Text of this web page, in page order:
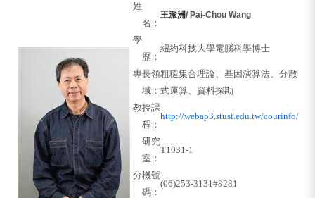
姓
名：
王派洲/ Pai-Chou Wang
學
歷：
紐約科技大學電腦科學博士
專長領
域：
粗糙集合理論、基因演算法、分散
式運算、資料探勘
教授課
程：
http://webap3.stust.edu.tw/courinfo/
研究
室：
T1031-1
分機號
碼：
(06)253-3131#8281